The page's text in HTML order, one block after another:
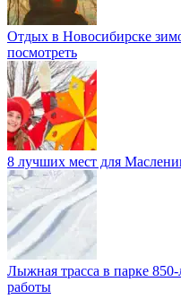
Отдых в Новосибирске
посмотреть
8 лучших мест для
Лыжная трасса в парке
работы